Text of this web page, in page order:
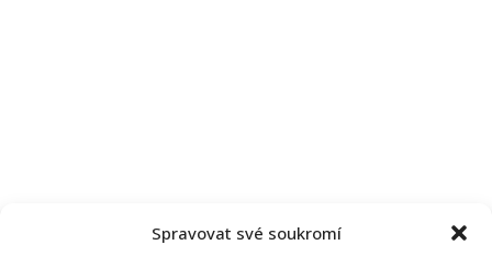
Spravovat své soukromí